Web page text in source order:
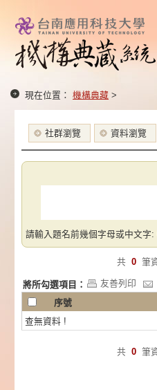
現在位置： 機構典藏 >
社群瀏覽 資料瀏覽
請輸入題名前幾個字母或中文字:
共 0 筆
將所勾選項目： 友善列印
序號
查無資料 !
共 0 筆